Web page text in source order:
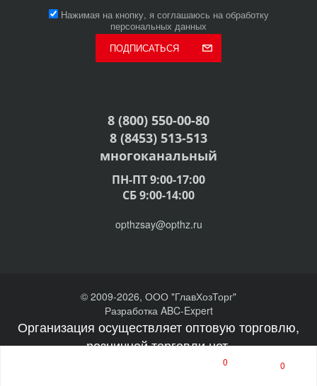
Нажимая на кнопку, я соглашаюсь на обработку
персональных данных
ПОДПИСАТЬСЯ
8 (800) 550-00-80
8 (8453) 513-513
многоканальный
ПН-ПТ 9:00-17:00
СБ 9:00-14:00
opthzsay@opthz.ru
© 2009-2026, ООО "ГлавХозТорг"
Разработка ABC-Expert
Организация осуществляет оптовую торговлю,
розничной торговли нет.
0 0